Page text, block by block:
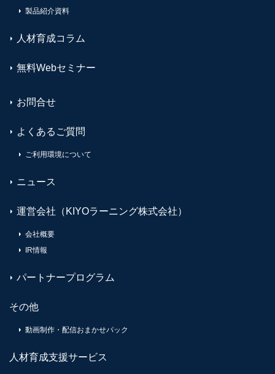
製品紹介資料
人材育成コラム
無料Webセミナー
お問合せ
よくあるご質問
ご利用環境について
ニュース
運営会社（KIYOラーニング株式会社）
会社概要
IR情報
パートナープログラム
その他
動画制作・配信おまかせパック
人材育成支援サービス